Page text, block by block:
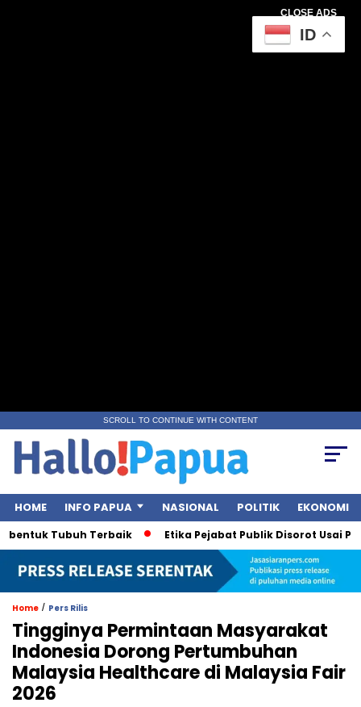
CLOSE ADS
SCROLL TO CONTINUE WITH CONTENT
HOME INFO PAPUA NASIONAL POLITIK EKONOMI
Tubuh Terbaik Etika Pejabat Publik Disorot Usai
Home / Pers Rilis
Tingginya Permintaan Masyarakat
Indonesia Dorong Pertumbuhan
Malaysia Healthcare di Malaysia Fair
2026
ID